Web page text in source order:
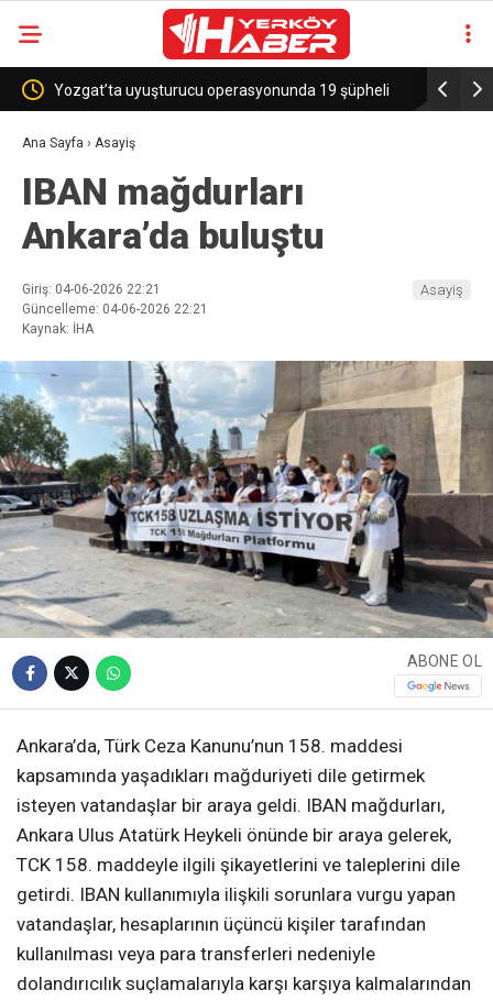
Yozgat’ta uyuşturucu operasyonunda 19 şüpheli
yakalandı
Sekili
Ana Sayfa › Asayiş
IBAN mağdurları
Ankara’da buluştu
Giriş: 04-06-2026 22:21
Güncelleme: 04-06-2026 22:21
Kaynak: İHA
Asayiş
ABONE OL
Ankara’da, Türk Ceza Kanunu’nun 158. maddesi
kapsamında yaşadıkları mağduriyeti dile getirmek
isteyen vatandaşlar bir araya geldi. IBAN mağdurları,
Ankara Ulus Atatürk Heykeli önünde bir araya gelerek,
TCK 158. maddeyle ilgili şikayetlerini ve taleplerini dile
getirdi. IBAN kullanımıyla ilişkili sorunlara vurgu yapan
vatandaşlar, hesaplarının üçüncü kişiler tarafından
kullanılması veya para transferleri nedeniyle
dolandırıcılık suçlamalarıyla karşı karşıya kalmalarından